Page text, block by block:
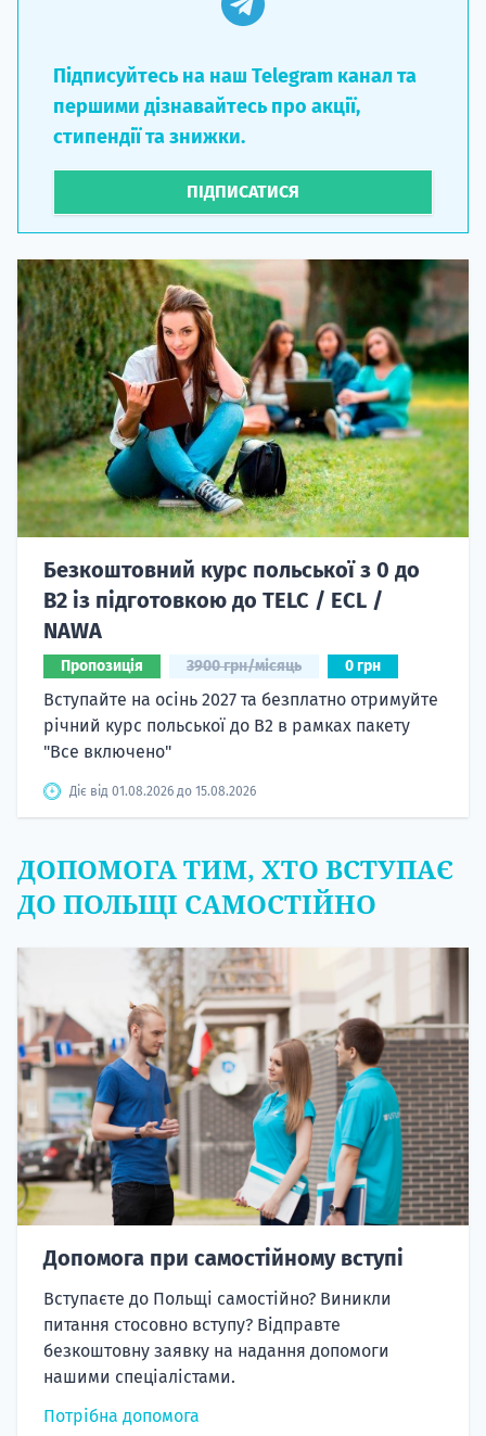
Підписуйтесь на наш Telegram канал та
першими дізнавайтесь про акції,
стипендії та знижки.
ПІДПИСАТИСЯ
Безкоштовний курс польської з 0 до
B2 із підготовкою до TELC / ECL /
NAWA
Пропозиція 3900 грн/місяць 0 грн
Вступайте на осінь 2027 та безплатно отримуйте
річний курс польської до B2 в рамках пакету
"Все включено"
Діє від 01.08.2026 до 15.08.2026
ДОПОМОГА ТИМ, ХТО ВСТУПАЄ
ДО ПОЛЬЩІ САМОСТІЙНО
Допомога при самостійному вступі
Вступаєте до Польщі самостійно? Виникли
питання стосовно вступу? Відправте
безкоштовну заявку на надання допомоги
нашими спеціалістами.
Потрібна допомога